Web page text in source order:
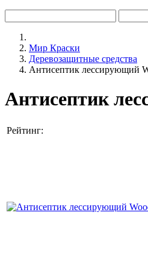
Мир Краски
Деревозащитные средства
Антисептик лессирующий
Антисептик
Рейтинг: